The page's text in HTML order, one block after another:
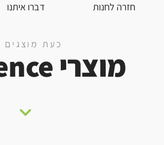
חזרה לחנות דברו איתנו
כעת מוצגים
מוצרי Nutrience